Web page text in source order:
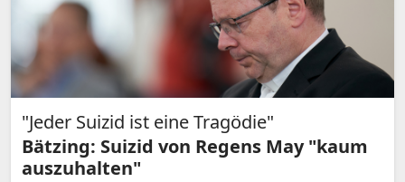
"Jeder Suizid ist eine Tragödie"
Bätzing: Suizid von Regens May "kaum
auszuhalten"